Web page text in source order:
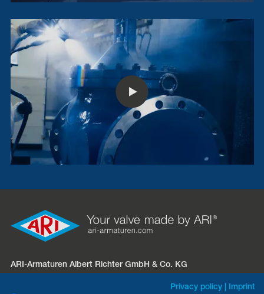
ARI-Armaturen Albert Richter GmbH & Co. KG
Privacy policy Imprint